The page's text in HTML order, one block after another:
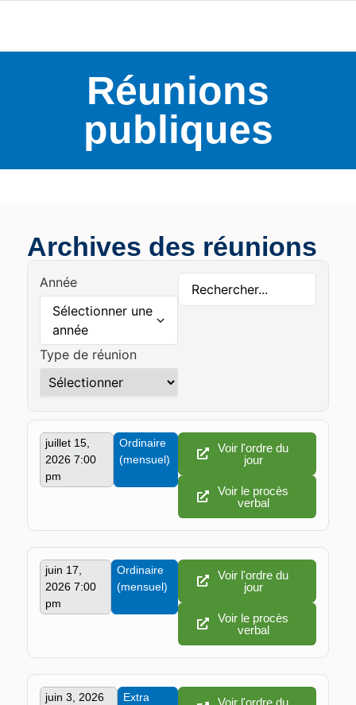
Réunions
publiques
Archives des réunions
Année
Sélectionner une
année
Type de réunion
juillet 15,
2026 7:00
pm
Ordinaire
(mensuel)
Voir l'ordre du
jour
Voir le procès
verbal
juin 17,
2026 7:00
pm
Ordinaire
(mensuel)
Voir l'ordre du
jour
Voir le procès
verbal
juin 3, 2026
Extra
Voir l'ordre du